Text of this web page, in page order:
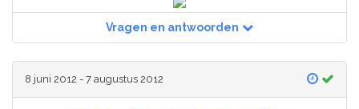
Vragen en antwoorden
8 juni 2012 - 7 augustus 2012